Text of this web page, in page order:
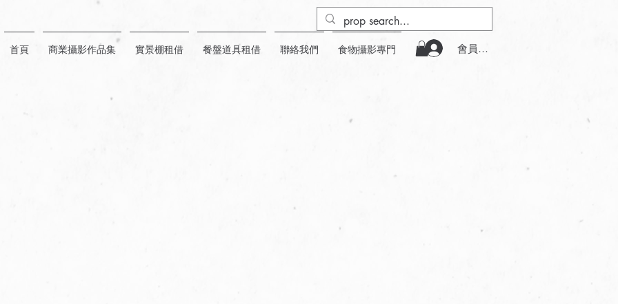
首頁 商業攝影作品集 實景棚租借 餐盤道具租借 聯絡我們 食物攝影專門 會員登入